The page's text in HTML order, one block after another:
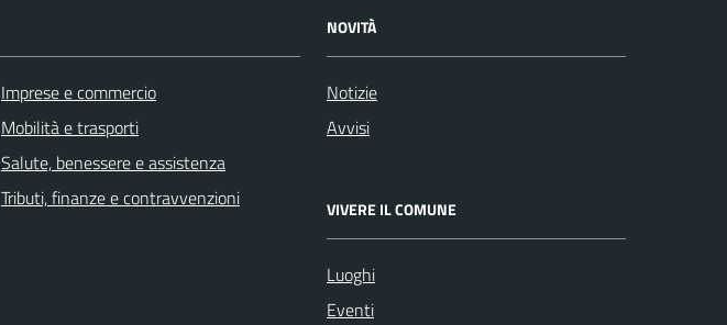
Imprese e commercio
Mobilità e trasporti
Salute, benessere e assistenza
Tributi, finanze e contravvenzioni
NOVITÀ
Notizie
Avvisi
VIVERE IL COMUNE
Luoghi
Eventi